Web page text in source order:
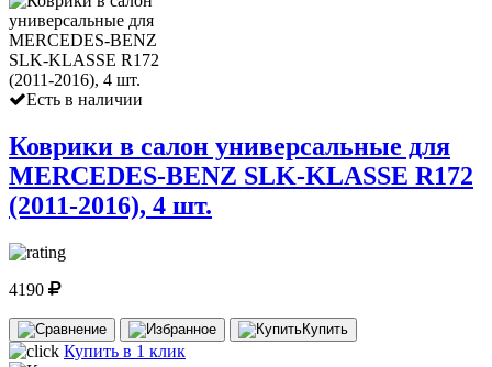
Есть в наличии
Коврики в салон универсальные для
MERCEDES-BENZ SLK-KLASSE R172
(2011-2016), 4 шт.
4190
Купить
Купить в 1 клик